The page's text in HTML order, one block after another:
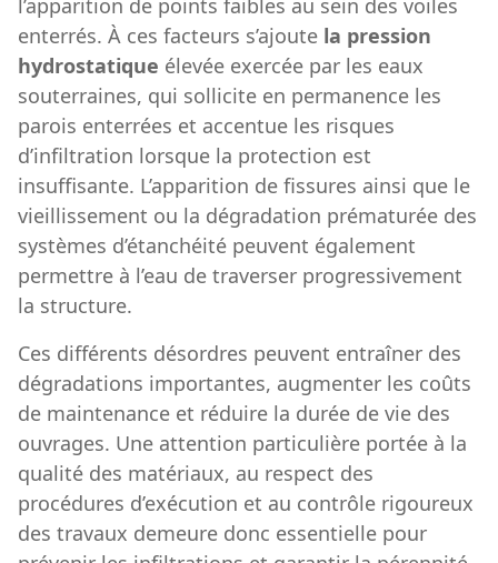
enterrés. À ces facteurs s’ajoute la pression
hydrostatique élevée exercée par les eaux
souterraines, qui sollicite en permanence les
parois enterrées et accentue les risques
d’infiltration lorsque la protection est
insuffisante. L’apparition de fissures ainsi que le
vieillissement ou la dégradation prématurée des
systèmes d’étanchéité peuvent également
permettre à l’eau de traverser progressivement
la structure.
Ces différents désordres peuvent entraîner des
dégradations importantes, augmenter les coûts
de maintenance et réduire la durée de vie des
ouvrages. Une attention particulière portée à la
qualité des matériaux, au respect des
procédures d’exécution et au contrôle rigoureux
des travaux demeure donc essentielle pour